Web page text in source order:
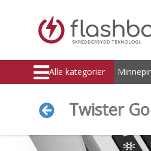
Alle kategorier
Twister